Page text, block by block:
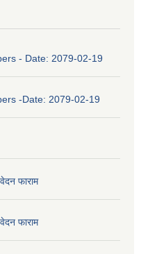
- Date: 2079-02-19
-Date: 2079-02-19
फाराम
फाराम